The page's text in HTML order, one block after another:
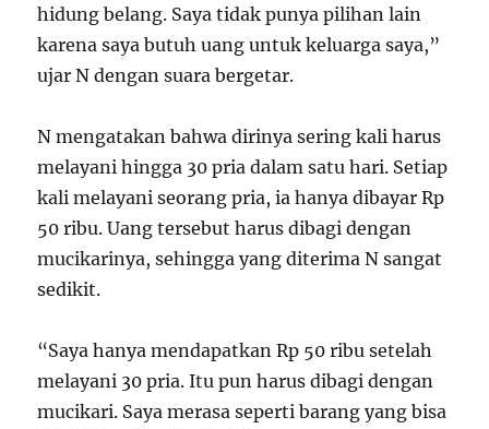
hidung belang. Saya tidak punya pilihan lain
karena saya butuh uang untuk keluarga saya,”
ujar N dengan suara bergetar.
N mengatakan bahwa dirinya sering kali harus
melayani hingga 30 pria dalam satu hari. Setiap
kali melayani seorang pria, ia hanya dibayar Rp
50 ribu. Uang tersebut harus dibagi dengan
mucikarinya, sehingga yang diterima N sangat
sedikit.
“Saya hanya mendapatkan Rp 50 ribu setelah
melayani 30 pria. Itu pun harus dibagi dengan
mucikari. Saya merasa seperti barang yang bisa